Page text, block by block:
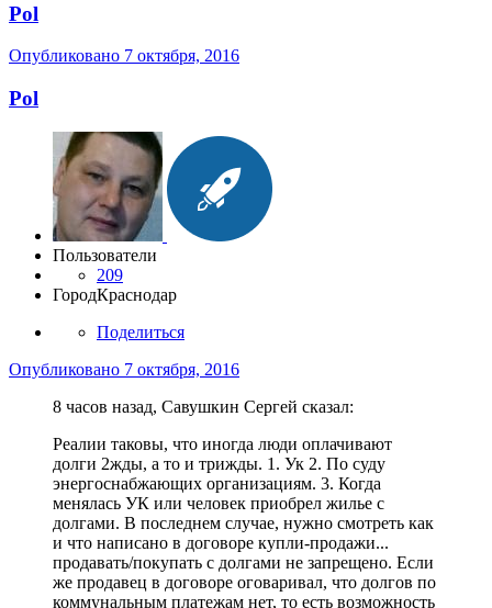
Pol
Опубликовано 7 октября, 2016
Pol
Пользователи
209
ГородКраснодар
Поделиться
Опубликовано 7 октября, 2016
8 часов назад, Савушкин Сергей сказал:
Реалии таковы, что иногда люди оплачивают
долги 2жды, а то и трижды. 1. Ук 2. По суду
энергоснабжающих организациям. 3. Когда
менялась УК или человек приобрел жилье с
долгами. В последнем случае, нужно смотреть как
и что написано в договоре купли-продажи...
продавать/покупать с долгами не запрещено. Если
же продавец в договоре оговаривал, что долгов по
коммунальным платежам нет, то есть возможность